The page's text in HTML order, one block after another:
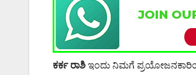
ಕರ್ಕ ರಾಶಿ ಇಂದು ನಿಮಗೆ